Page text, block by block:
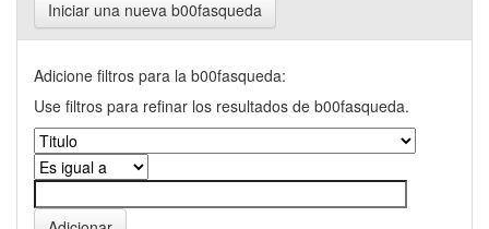
Iniciar una nueva b00fasqueda
Adicione filtros para la b00fasqueda:
Use filtros para refinar los resultados de b00fasqueda.